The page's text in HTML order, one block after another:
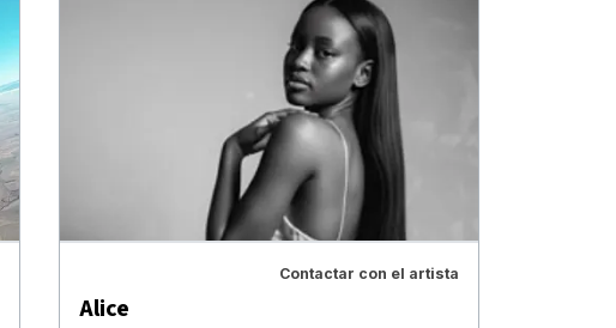
Contactar con el artista
Alice